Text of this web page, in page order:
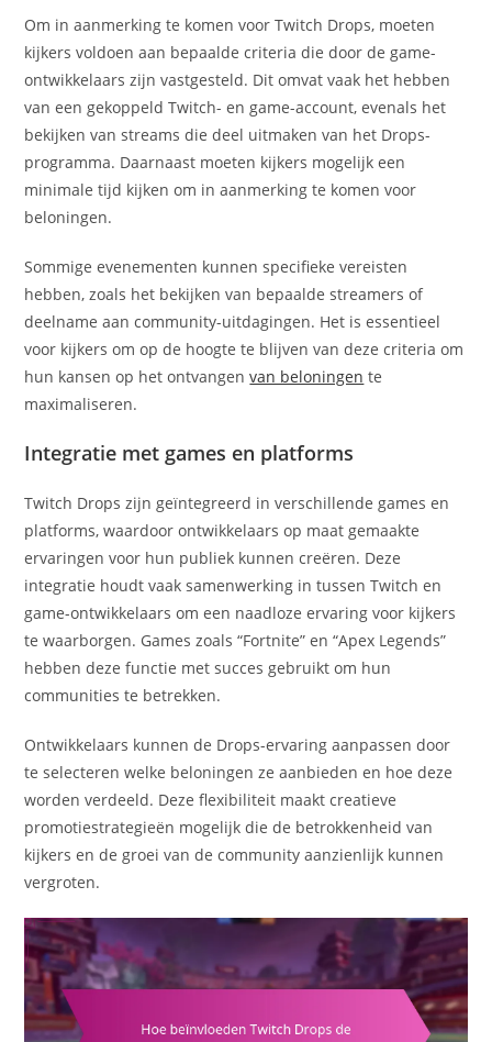
Om in aanmerking te komen voor Twitch Drops, moeten
kijkers voldoen aan bepaalde criteria die door de game-
ontwikkelaars zijn vastgesteld. Dit omvat vaak het hebben
van een gekoppeld Twitch- en game-account, evenals het
bekijken van streams die deel uitmaken van het Drops-
programma. Daarnaast moeten kijkers mogelijk een
minimale tijd kijken om in aanmerking te komen voor
beloningen.
Sommige evenementen kunnen specifieke vereisten
hebben, zoals het bekijken van bepaalde streamers of
deelname aan community-uitdagingen. Het is essentieel
voor kijkers om op de hoogte te blijven van deze criteria om
hun kansen op het ontvangenvan beloningen te
maximaliseren.
Integratie met games en platforms
Twitch Drops zijn geïntegreerd in verschillende games en
platforms, waardoor ontwikkelaars op maat gemaakte
ervaringen voor hun publiek kunnen creëren. Deze
integratie houdt vaak samenwerking in tussen Twitch en
game-ontwikkelaars om een naadloze ervaring voor kijkers
te waarborgen. Games zoals “Fortnite” en “Apex Legends”
hebben deze functie met succes gebruikt om hun
communities te betrekken.
Ontwikkelaars kunnen de Drops-ervaring aanpassen door
te selecteren welke beloningen ze aanbieden en hoe deze
worden verdeeld. Deze flexibiliteit maakt creatieve
promotiestrategieën mogelijk die de betrokkenheid van
kijkers en de groei van de community aanzienlijk kunnen
vergroten.